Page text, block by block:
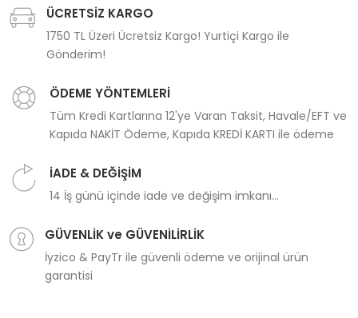
ÜCRETSİZ KARGO
1750 TL Üzeri Ücretsiz Kargo! Yurtiçi Kargo ile
Gönderim!
ÖDEME YÖNTEMLERİ
Tüm Kredi Kartlarına 12'ye Varan Taksit, Havale/EFT ve
Kapıda NAKİT Ödeme, Kapıda KREDİ KARTI ile ödeme
İADE & DEĞİŞİM
14 İş günü içinde iade ve değişim imkanı...
GÜVENLİK ve GÜVENİLİRLİK
İyzico & PayTr ile güvenli ödeme ve orijinal ürün
garantisi